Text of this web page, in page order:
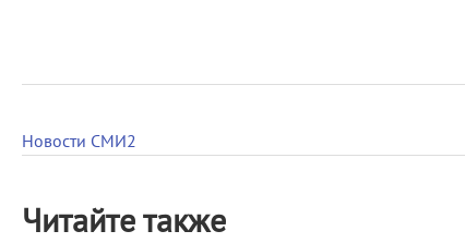
Новости СМИ2
Читайте также